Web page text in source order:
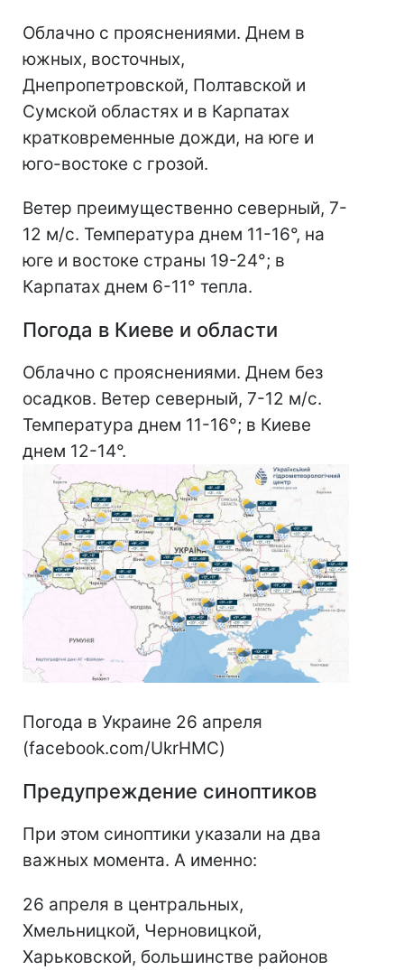
Облачно с прояснениями. Днем в
южных, восточных,
Днепропетровской, Полтавской и
Сумской областях и в Карпатах
кратковременные дожди, на юге и
юго-востоке с грозой.
Ветер преимущественно северный, 7-
12 м/с. Температура днем 11-16°, на
юге и востоке страны 19-24°; в
Карпатах днем 6-11° тепла.
Погода в Киеве и области
Облачно с прояснениями. Днем без
осадков. Ветер северный, 7-12 м/с.
Температура днем 11-16°; в Киеве
днем 12-14°.
Погода в Украине 26 апреля
(facebook.com/UkrHMC)
Предупреждение синоптиков
При этом синоптики указали на два
важных момента. А именно:
26 апреля в центральных,
Хмельницкой, Черновицкой,
Харьковской, большинстве районов